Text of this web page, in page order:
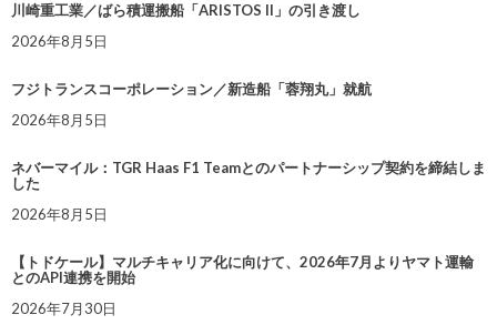
川崎重工業／ばら積運搬船「ARISTOS II」の引き渡し
2026年8月5日
フジトランスコーポレーション／新造船「蓉翔丸」就航
2026年8月5日
ネバーマイル：TGR Haas F1 Teamとのパートナーシップ契約を締結しま
した
2026年8月5日
【トドケール】マルチキャリア化に向けて、2026年7月よりヤマト運輸
とのAPI連携を開始
2026年7月30日